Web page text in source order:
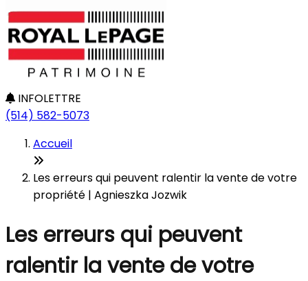
INFOLETTRE
(514) 582-5073
Accueil
Les erreurs qui peuvent ralentir la vente de votre
propriété | Agnieszka Jozwik
Les erreurs qui peuvent
ralentir la vente de votre